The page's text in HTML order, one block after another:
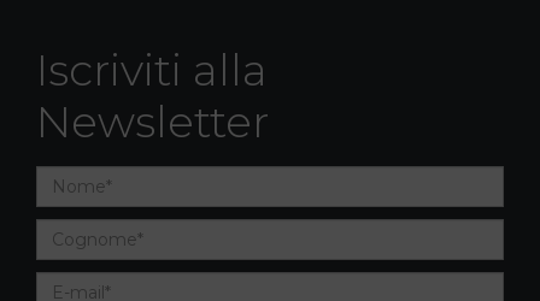
Iscriviti alla
Newsletter